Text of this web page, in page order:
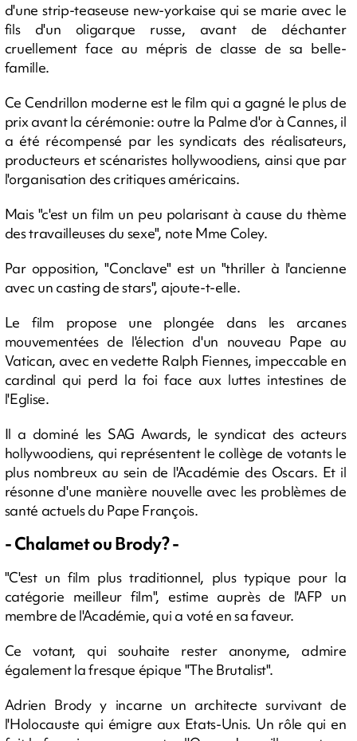
d'une strip-teaseuse new-yorkaise qui se marie avec le
fils d'un oligarque russe, avant de déchanter
cruellement face au mépris de classe de sa belle-
famille.
Ce Cendrillon moderne est le film qui a gagné le plus de
prix avant la cérémonie: outre la Palme d'or à Cannes, il
a été récompensé par les syndicats des réalisateurs,
producteurs et scénaristes hollywoodiens, ainsi que par
l'organisation des critiques américains.
Mais "c'est un film un peu polarisant à cause du thème
des travailleuses du sexe", note Mme Coley.
Par opposition, "Conclave" est un "thriller à l'ancienne
avec un casting de stars", ajoute-t-elle.
Le film propose une plongée dans les arcanes
mouvementées de l'élection d'un nouveau Pape au
Vatican, avec en vedette Ralph Fiennes, impeccable en
cardinal qui perd la foi face aux luttes intestines de
l'Eglise.
Il a dominé les SAG Awards, le syndicat des acteurs
hollywoodiens, qui représentent le collège de votants le
plus nombreux au sein de l'Académie des Oscars. Et il
résonne d'une manière nouvelle avec les problèmes de
santé actuels du Pape François.
- Chalamet ou Brody? -
"C'est un film plus traditionnel, plus typique pour la
catégorie meilleur film", estime auprès de l'AFP un
membre de l'Académie, qui a voté en sa faveur.
Ce votant, qui souhaite rester anonyme, admire
également la fresque épique "The Brutalist".
Adrien Brody y incarne un architecte survivant de
l'Holocauste qui émigre aux Etats-Unis. Un rôle qui en